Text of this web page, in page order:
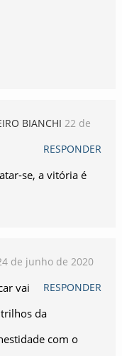
BIANCHI 22 de
RESPONDER
se, a vitória é
de junho de 2020
RESPONDER
vai
da
com o